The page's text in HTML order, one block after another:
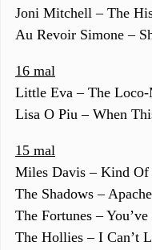
Joni Mitchell – The
Au Revoir Simone –
16 mal
Little Eva – The
Lisa O Piu – When
15 mal
Miles Davis – Kind Of
The Shadows – Apache
The Fortunes –
The Hollies – I Can’t